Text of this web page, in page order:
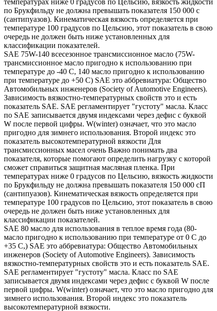
температурах ниже 0 градусов по Цельсию, вязкость жидкости
по Брукфильду не должна превышать показателя 150 000 с
(сантипуазов). Кинематическая вязкость определяется при
температуре 100 градусов по Цельсию, этот показатель в свою
очередь не должен быть ниже установленных для
классификации показателей.
SAE 75W-140 всесезонное трансмиссионное масло (75W-
трансмиссионное масло пригодно к использованию при
температуре до -40 С, 140 масло пригодно к использованию
при температуре до +50 С) SAE это аббревиатура: Общество
Автомобильных инженеров (Society of Automotive Engineers).
Зависимость вязкостно-температурных свойств это и есть
показатель SAE. SAE регламентирует "густоту" масла. Класс
по SAE записывается двумя индексами через дефис с буквой
W после первой цифры. W(winter) означает, что это масло
пригодно для зимнего использования. Второй индекс это
показатель высокотемпературной вязкости Для
трансмиссионных масел очень Важно понимать два
показателя, которые помогают определить нагрузку с которой
сможет справиться защитная масляная пленка. При
температурах ниже 0 градусов по Цельсию, вязкость жидкости
по Брукфильду не должна превышать показателя 150 000 сП
(сантипуазов). Кинематическая вязкость определяется при
температуре 100 градусов по Цельсию, этот показатель в свою
очередь не должен быть ниже установленных для
классификации показателей.
SAE 80 масло для использования в теплое время года (80-
масло пригодно к использованию при температуре от 0 С до
+35 С,) SAE это аббревиатура: Общество Автомобильных
инженеров (Society of Automotive Engineers). Зависимость
вязкостно-температурных свойств это и есть показатель SAE.
SAE регламентирует "густоту" масла. Класс по SAE
записывается двумя индексами через дефис с буквой W после
первой цифры. W(winter) означает, что это масло пригодно для
зимнего использования. Второй индекс это показатель
высокотемпературной вязкости.